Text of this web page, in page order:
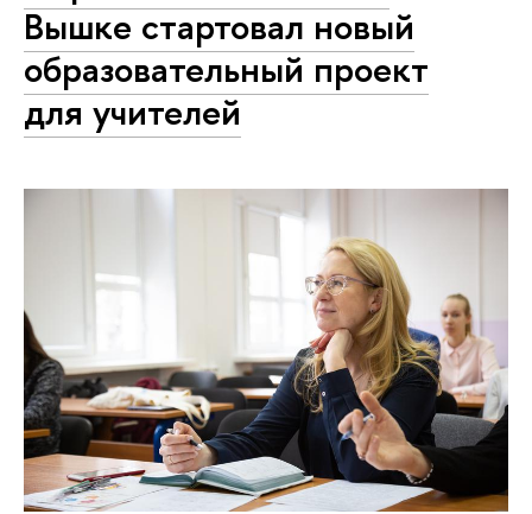
Вышке стартовал новый
образовательный проект
для учителей